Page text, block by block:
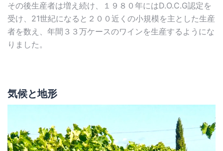
その後生産者は増え続け、１９８０年にはD.O.C.G認定を
受け、21世紀になると２００近くの小規模を主とした生産
者を数え、年間３３万ケースのワインを生産するようにな
りました。
気候と地形